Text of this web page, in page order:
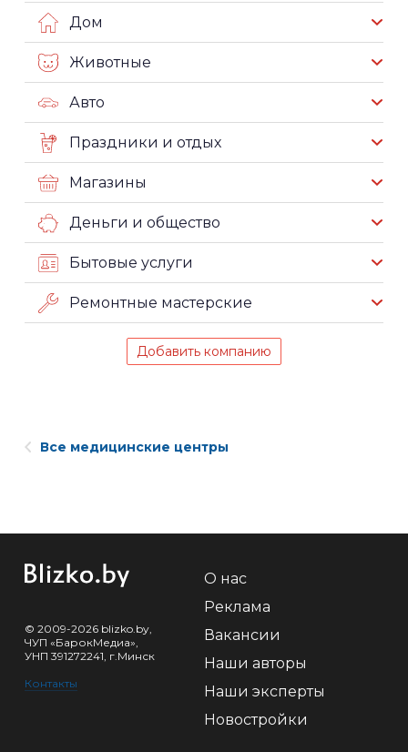
Дом
Животные
Авто
Праздники и отдых
Магазины
Деньги и общество
Бытовые услуги
Ремонтные мастерские
Добавить компанию
Все медицинские центры
© 2009-2026 blizko.by,
ЧУП «БарокМедиа»,
УНП 391272241, г.Минск
Контакты
О нас
Реклама
Вакансии
Наши авторы
Наши эксперты
Новостройки